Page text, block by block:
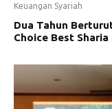
Keuangan Syariah
Dua Tahun
Choice Best